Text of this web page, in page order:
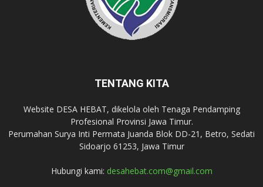
TENTANG KITA
Website DESA HEBAT, dikelola oleh Tenaga Pendamping
Profesional Provinsi Jawa Timur.
Perumahan Surya Inti Permata Juanda Blok DD-21, Betro, Sedati
Sidoarjo 61253, Jawa Timur
Hubungi kami: desahebat.com@gmail.com